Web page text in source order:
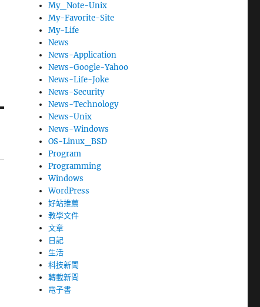
My_Note-Unix
My-Favorite-Site
My-Life
News
News-Application
News-Google-Yahoo
News-Life-Joke
News-Security
News-Technology
News-Unix
News-Windows
OS-Linux_BSD
Program
Programming
Windows
WordPress
好站推薦
教學文件
文章
日記
生活
科技新聞
轉載新聞
電子書